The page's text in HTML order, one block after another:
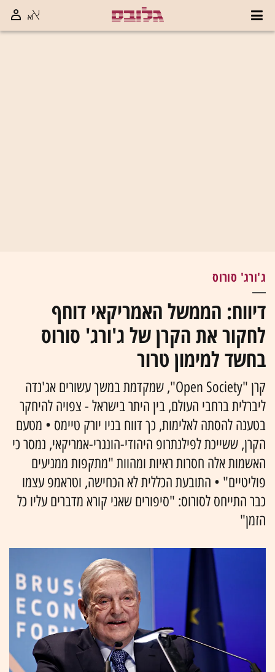
ג'ורג' סורוס
דיווח: הממשל האמריקאי דוחף
לחקור את הקרן של ג'ורג' סורוס
בחשד למימון טרור
קרן "Open Society", שמקדמת במשך עשורים אג'נדה
ליברלית ברחבי העולם, בין היתר בישראל - צפויה להיחקר
בטענה להסתה לאלימות, כך דווח בניו יורק טיימס • מטעם
הקרן, ששייכת לפילנתרופ היהודי-הונגרי-אמריקאי, נמסר כי
האשמות אלה חסרות ראיות ומהוות "מתקפות ממניעים
פוליטיים" • התובעת הכללית לא הכחישה, וטראמפ עצמו
כבר התייחס לסורוס: "סיפורים שאני קורא מדברים עליו כל
הזמן"